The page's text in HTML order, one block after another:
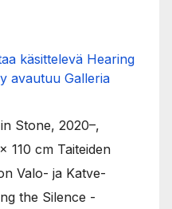
käsittelevä Hearing
avautuu Galleria
Stone, 2020–,
110 cm Taiteiden
Valo- ja Katve-
the Silence -